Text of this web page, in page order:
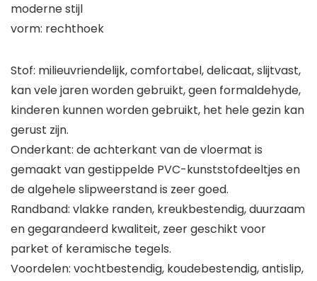
moderne stijl
vorm: rechthoek
Stof: milieuvriendelijk, comfortabel, delicaat, slijtvast,
kan vele jaren worden gebruikt, geen formaldehyde,
kinderen kunnen worden gebruikt, het hele gezin kan
gerust zijn.
Onderkant: de achterkant van de vloermat is
gemaakt van gestippelde PVC-kunststofdeeltjes en
de algehele slipweerstand is zeer goed.
Randband: vlakke randen, kreukbestendig, duurzaam
en gegarandeerd kwaliteit, zeer geschikt voor
parket of keramische tegels.
Voordelen: vochtbestendig, koudebestendig, antislip,